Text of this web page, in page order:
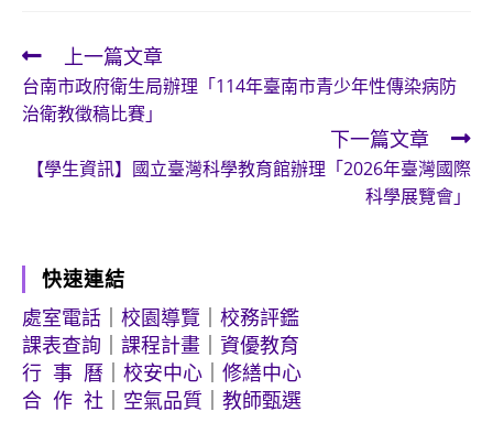
Read
more
articles
上一篇文章
台南市政府衛生局辦理「114年臺南市青少年性傳染病防
治衛教徵稿比賽」
下一篇文章
【學生資訊】國立臺灣科學教育館辦理「2026年臺灣國際
科學展覽會」
快速連結
處室電話
校園導覽
校務評鑑
課表查詢
課程計畫
資優教育
行 事 曆
校安中心
修繕中心
合 作 社
空氣品質 教師甄選